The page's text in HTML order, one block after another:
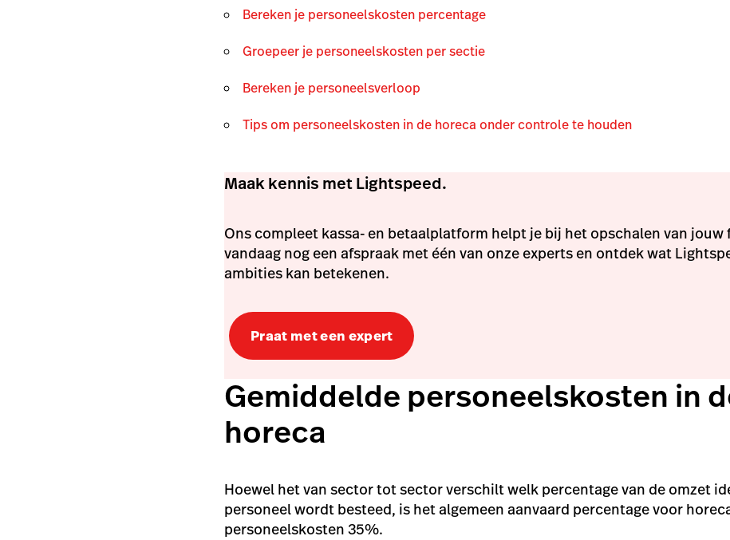
Bereken je personeelskosten percentage
Groepeer je personeelskosten per sectie
Bereken je personeelsverloop
Tips om personeelskosten in de horeca onder controle te houden
Maak kennis met Lightspeed.
Ons compleet kassa- en betaalplatform helpt je bij het opschalen van
vandaag nog een afspraak met één van onze experts en ontdek wat
ambities kan betekenen.
Praat met een expert
Gemiddelde personeelskosten in
horeca
Hoewel het van sector tot sector verschilt welk percentage van de omzet
personeel wordt besteed, is het algemeen aanvaard percentage voor
personeelskosten 35%.